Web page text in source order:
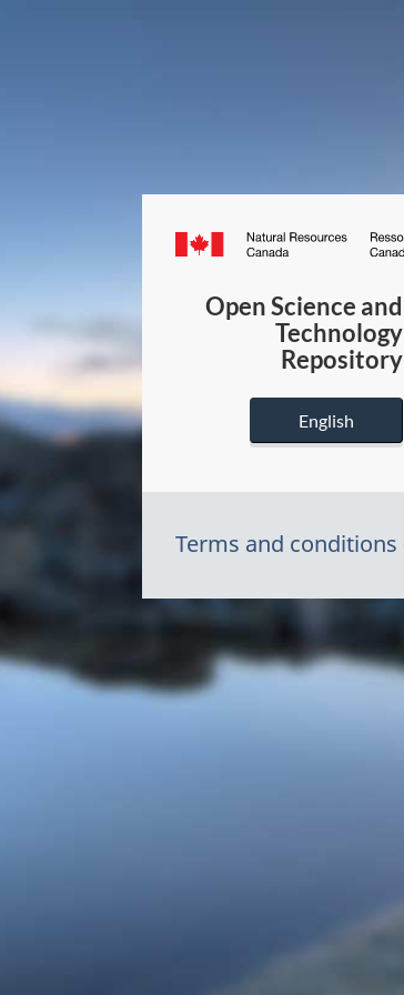
Canada.ca
Open Science and
Technology
Repository
English
Terms and conditions